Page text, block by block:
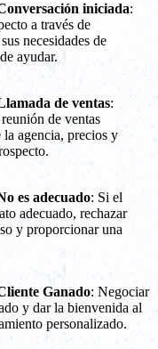
iniciada:
a través de
necesidades de
ayudar.
de ventas:
de ventas
la agencia, precios y
es adecuado: Si el
adecuado, rechazar
y proporcionar una
Ganado: Negociar
y dar la bienvenida al
personalizado.